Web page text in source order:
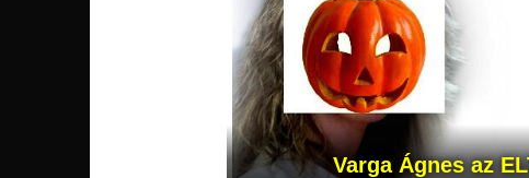
Varga Ágnes az